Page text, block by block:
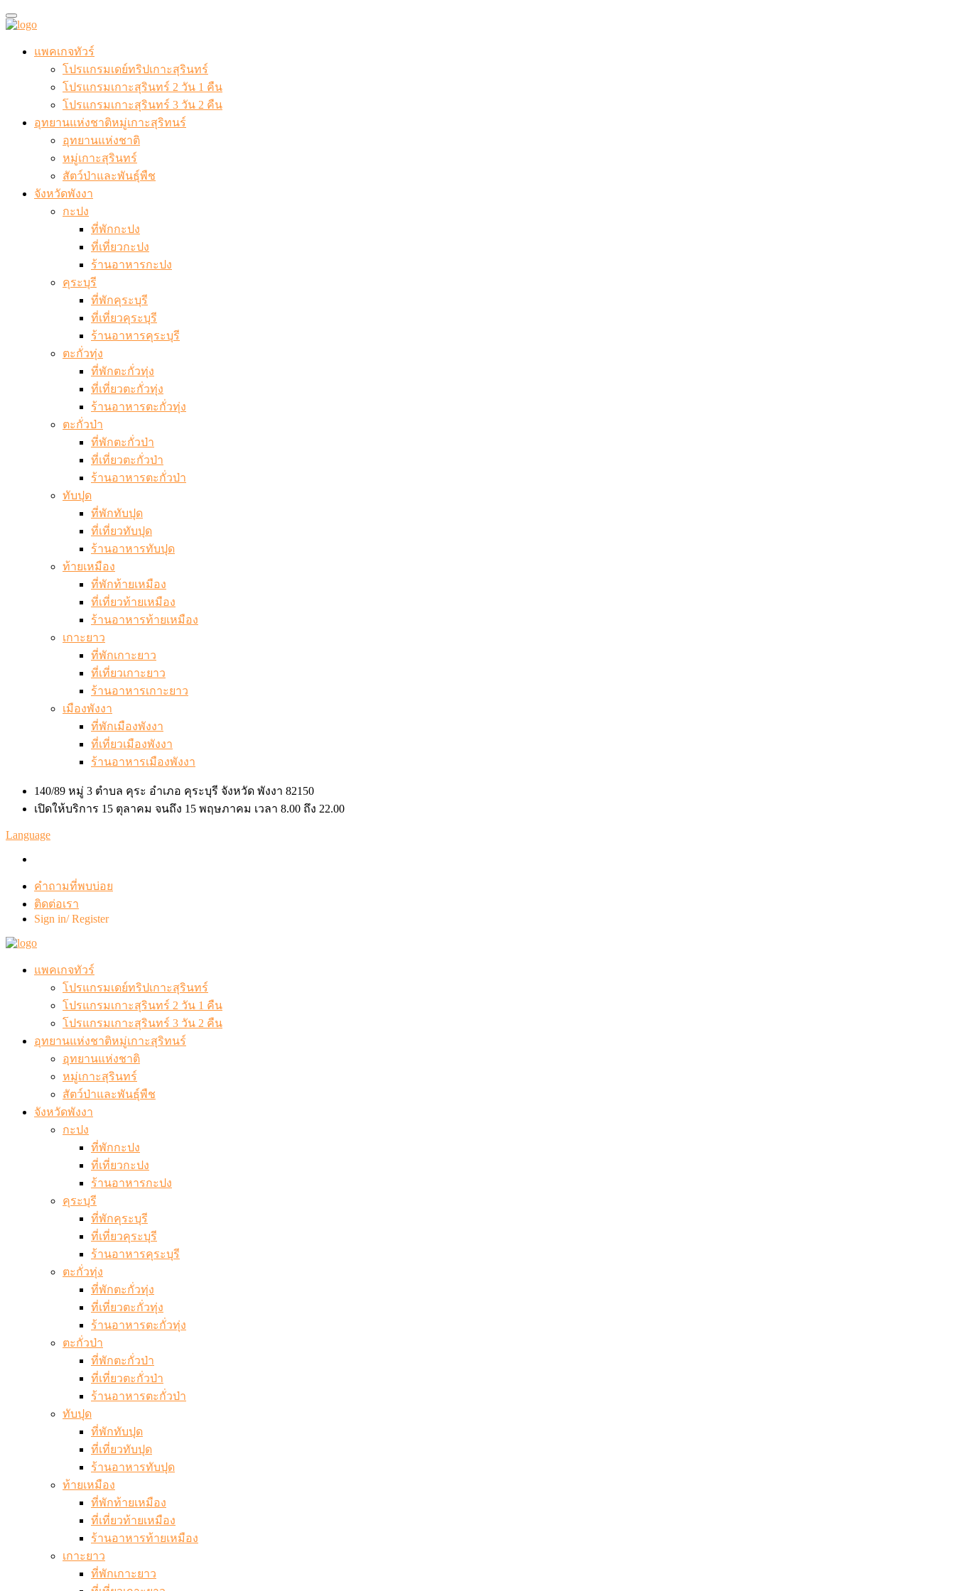
แพคเกจทัวร์
โปรแกรมเดย์ทริปเกาะสุรินทร์
โปรแกรมเกาะสุรินทร์ 2 วัน 1 คืน
โปรแกรมเกาะสุรินทร์ 3 วัน 2 คืน
อุทยานแห่งชาติหมู่เกาะสุริทนร์
อุทยานแห่งชาติ
หมู่เกาะสุรินทร์
สัตว์ป่าและพันธุ์พืช
จังหวัดพังงา
กะปง
ที่พักกะปง
ที่เที่ยวกะปง
ร้านอาหารกะปง
คุระบุรี
ที่พักคุระบุรี
ที่เที่ยวคุระบุรี
ร้านอาหารคุระบุรี
ตะกั่วทุ่ง
ที่พักตะกั่วทุ่ง
ที่เที่ยวตะกั่วทุ่ง
ร้านอาหารตะกั่วทุ่ง
ตะกั่วป่า
ที่พักตะกั่วป่า
ที่เที่ยวตะกั่วป่า
ร้านอาหารตะกั่วป่า
ทับปุด
ที่พักทับปุด
ที่เที่ยวทับปุด
ร้านอาหารทับปุด
ท้ายเหมือง
ที่พักท้ายเหมือง
ที่เที่ยวท้ายเหมือง
ร้านอาหารท้ายเหมือง
เกาะยาว
ที่พักเกาะยาว
ที่เที่ยวเกาะยาว
ร้านอาหารเกาะยาว
เมืองพังงา
ที่พักเมืองพังงา
ที่เที่ยวเมืองพังงา
ร้านอาหารเมืองพังงา
140/89 หมู่ 3 ตำบล คุระ อำเภอ คุระบุรี จังหวัด พังงา 82150
เปิดให้บริการ 15 ตุลาคม จนถึง 15 พฤษภาคม เวลา 8.00 ถึง 22.00
Language
คำถามที่พบบ่อย
ติดต่อเรา
Sign in/ Register
แพคเกจทัวร์
โปรแกรมเดย์ทริปเกาะสุรินทร์
โปรแกรมเกาะสุรินทร์ 2 วัน 1 คืน
โปรแกรมเกาะสุรินทร์ 3 วัน 2 คืน
อุทยานแห่งชาติหมู่เกาะสุริทนร์
อุทยานแห่งชาติ
หมู่เกาะสุรินทร์
สัตว์ป่าและพันธุ์พืช
จังหวัดพังงา
กะปง
ที่พักกะปง
ที่เที่ยวกะปง
ร้านอาหารกะปง
คุระบุรี
ที่พักคุระบุรี
ที่เที่ยวคุระบุรี
ร้านอาหารคุระบุรี
ตะกั่วทุ่ง
ที่พักตะกั่วทุ่ง
ที่เที่ยวตะกั่วทุ่ง
ร้านอาหารตะกั่วทุ่ง
ตะกั่วป่า
ที่พักตะกั่วป่า
ที่เที่ยวตะกั่วป่า
ร้านอาหารตะกั่วป่า
ทับปุด
ที่พักทับปุด
ที่เที่ยวทับปุด
ร้านอาหารทับปุด
ท้ายเหมือง
ที่พักท้ายเหมือง
ที่เที่ยวท้ายเหมือง
ร้านอาหารท้ายเหมือง
เกาะยาว
ที่พักเกาะยาว